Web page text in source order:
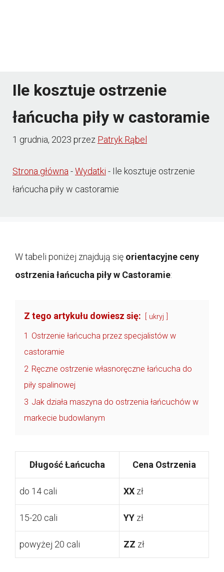
Ile kosztuje ostrzenie
łańcucha piły w castoramie
1 grudnia, 2023 przez Patryk Rąbel
Strona główna-Wydatki - Ile kosztuje ostrzenie
łańcucha piły w castoramie
W tabeli poniżej znajdują się orientacyjne ceny
ostrzenia łańcucha piły w Castoramie:
Z tego artykułu dowiesz się: ukryj
1 Ostrzenie łańcucha przez specjalistów w
castoramie
2 Ręczne ostrzenie własnoręczne łańcucha do
piły spalinowej
3 Jak działa maszyna do ostrzenia łańcuchów w
markecie budowlanym
Długość Łańcucha Cena Ostrzenia
do 14 cali XX zł
15-20 cali YY zł
powyżej 20 cali ZZ zł